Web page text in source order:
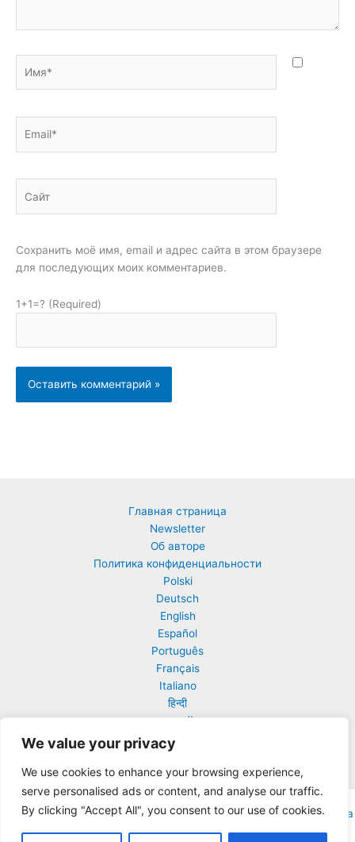
We value your privacy
We use cookies to enhance your browsing experience,
serve personalised ads or content, and analyse our traffic.
By clicking "Accept All", you consent to our use of cookies.
Сохранить моё имя, email и адрес сайта в этом браузере
для последующих моих комментариев.
1+1=? (Required)
Главная страница
Newsletter
Об авторе
Политика конфиденциальности
Polski
Deutsch
English
Español
Português
Français
Italiano
हिन्दी
العربية
日本語
中文 (中国)
Авторское право © 2026 Urantia Online| На платформеТема Astra
WordPress